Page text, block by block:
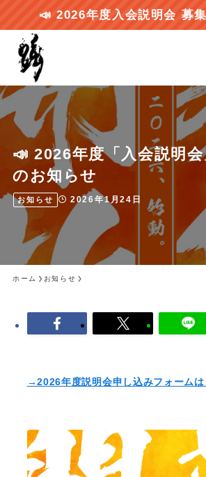
HOME
トップページ
CONCEPT
大切にしていること
RECRUIT
練習見学について
活動予定
お問い合わせ
📣 2026年度入会説明会 募集開
📣 2026年度「入会説明
のお知らせ
お知らせ 2026年1月24日
ホーム お知らせ
→2026年度説明会申し込みフォームは